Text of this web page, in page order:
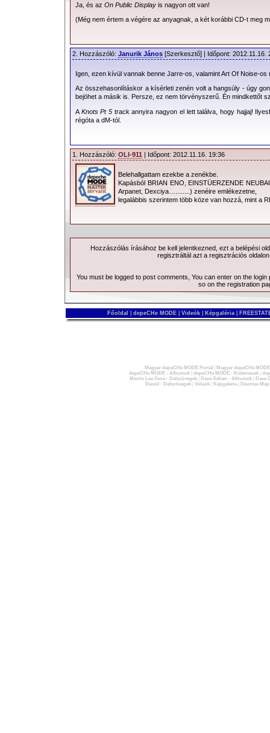
Ja, és az On Public Display is nagyon ott van!
(Még nem értem a végére az anyagnak, a két korábbi CD-t meg
2. Hozzászóló: Janurik János [Szerkesztő] | Időpont: 2012.11.16.
Igen, ezen kívül vannak benne Jarre-os, valamint Art Of Noise-
Az összehasonlításkor a kísérleti zenén volt a hangsúly - úgy
bejöhet a másik is. Persze, ez nem törvényszerű. Én mindkettőt
A Knots Pt 5 track annyira nagyon el lett találva, hogy hajjaj!
régóta a dM-tól.
1. Hozzászóló: OLI-911 | Időpont: 2012.11.16. 19:36
Belehallgattam ezekbe a zenékbe.
Kapásból BRIAN ENO, EINSTÜERZENDE
Arpanet, Dexciya…........) zenéire emlékezetne,
legalábbis szerintem több köze van hozzá, mint a
Hozzászólás írásához be kell jelentkezned, ezt a belépési
regisztráltál azt a regisztrációs
You must be logged to post comments, You can enter on the login
so on the registration
Főoldal depeCHe MODE Videók Képgaléria
Magyar depeCHe MODE Portál
Magyar depeCHe
depeCHe MODE - Albumok| depeCHe MODE - Kislemezek|
Martin Lee Gore - Dalszövegek| Dave Gahan - Albumok|
Dave
Recoil - Dalszövegek| Videók| Képgaléria| Devotee Map